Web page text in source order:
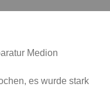
Medion
es wurde stark